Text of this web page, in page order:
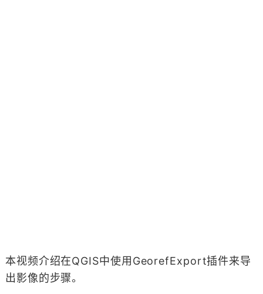
本视频介绍在QGIS中使用GeorefExport插件来导
出影像的步骤。